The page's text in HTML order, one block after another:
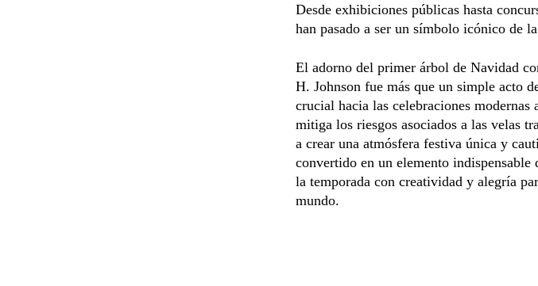
Desde exhibiciones públicas hasta
han pasado a ser un símbolo icónico de
El adorno del primer árbol de Navidad
H. Johnson fue más que un simple acto
crucial hacia las celebraciones
mitiga los riesgos asociados a las velas
a crear una atmósfera festiva única y
convertido en un elemento
la temporada con creatividad y alegría
mundo.